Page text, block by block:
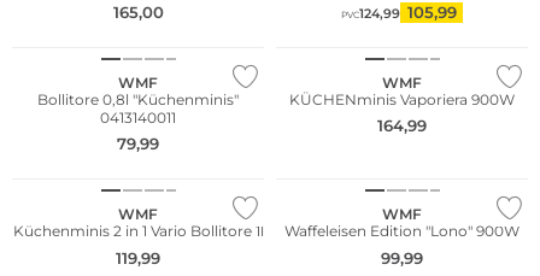
165,00 PVC124,99 105,99
WMF
Bollitore 0,8l "Küchenminis"
0413140011
79,99
WMF
KÜCHENminis Vaporiera 900W
164,99
WMF
Küchenminis 2 in 1 Vario Bollitore 1l
119,99
WMF
Waffeleisen Edition "Lono" 900W
99,99